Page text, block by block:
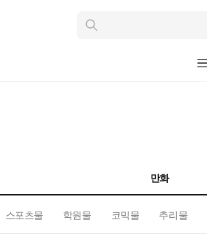
인
만화
스포츠물 학원물 코믹물 추리물